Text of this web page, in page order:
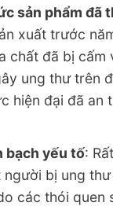
sản phẩm đã
xuất trước
chất đã bị cấm
ung thư trên
hiện đại đã an
bạch yếu tố:
người bị ung
các thói quen